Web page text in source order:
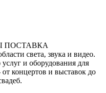
ПОСТАВКА
света, звука и видео.
и оборудования для
концертов и выставок до